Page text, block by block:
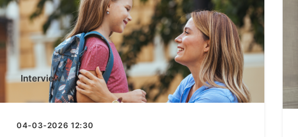
04-03-2026 12:30
Interview